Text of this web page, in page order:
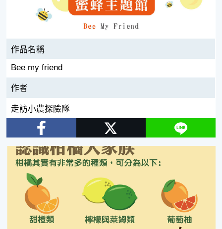
Facebook
作品名稱
Bee my friend
作者
走訪小農探險隊